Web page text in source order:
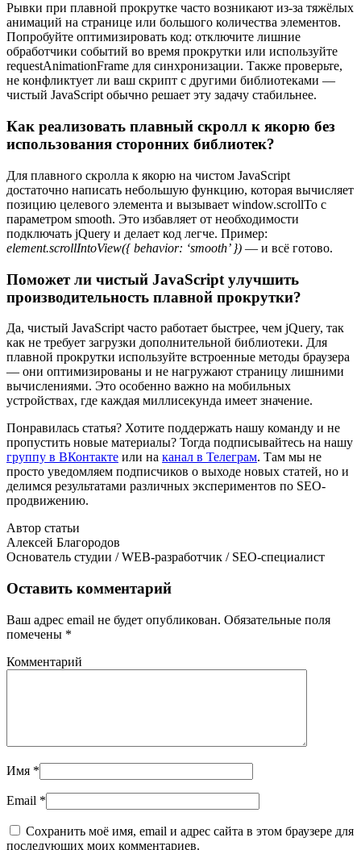
Рывки при плавной прокрутке часто возникают из-за тяжёлых
анимаций на странице или большого количества элементов.
Попробуйте оптимизировать код: отключите лишние
обработчики событий во время прокрутки или используйте
requestAnimationFrame для синхронизации. Также проверьте,
не конфликтует ли ваш скрипт с другими библиотеками —
чистый JavaScript обычно решает эту задачу стабильнее.
Как реализовать плавный скролл к якорю без
использования сторонних библиотек?
Для плавного скролла к якорю на чистом JavaScript
достаточно написать небольшую функцию, которая вычисляет
позицию целевого элемента и вызывает window.scrollTo с
параметром smooth. Это избавляет от необходимости
подключать jQuery и делает код легче. Пример:
element.scrollIntoView({ behavior: ‘smooth’ }) — и всё готово.
Поможет ли чистый JavaScript улучшить
производительность плавной прокрутки?
Да, чистый JavaScript часто работает быстрее, чем jQuery, так
как не требует загрузки дополнительной библиотеки. Для
плавной прокрутки используйте встроенные методы браузера
— они оптимизированы и не нагружают страницу лишними
вычислениями. Это особенно важно на мобильных
устройствах, где каждая миллисекунда имеет значение.
Понравилась статья? Хотите поддержать нашу команду и не
пропустить новые материалы? Тогда подписывайтесь на нашу
группу в ВКонтакте или на канал в Телеграм. Там мы не
просто уведомляем подписчиков о выходе новых статей, но и
делимся результатами различных экспериментов по SEO-
продвижению.
Автор статьи
Алексей Благородов
Основатель студии / WEB-разработчик / SEO-специалист
Оставить комментарий
Ваш адрес email не будет опубликован. Обязательные поля
помечены *
Комментарий
Имя *
Email *
Сохранить моё имя, email и адрес сайта в этом браузере для
последующих моих комментариев.